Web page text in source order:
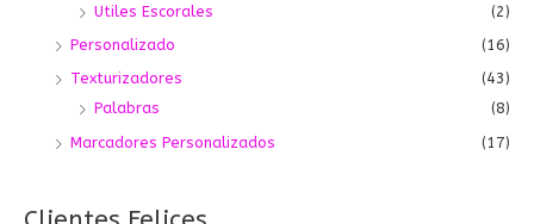
Utiles Escorales
(2)
Personalizado
(16)
Texturizadores
(43)
Palabras
(8)
Marcadores Personalizados
(17)